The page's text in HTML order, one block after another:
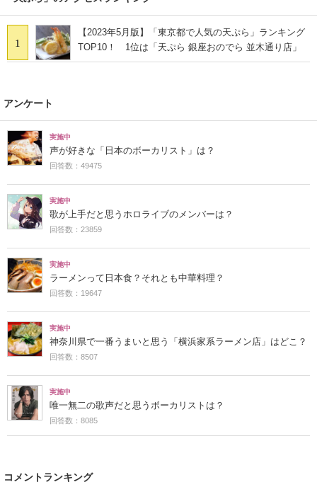
1
【2023年5月版】「東京都で人気の天ぷら」ランキング
TOP10！ 1位は「天ぷら 銀座おのでら 並木通り店」
アンケート
実施中
声が好きな「日本のボーカリスト」は？
回答数：49475
実施中
歌が上手だと思うホロライブのメンバーは？
回答数：23859
実施中
ラーメンって日本食？それとも中華料理？
回答数：19647
実施中
神奈川県で一番うまいと思う「横浜家系ラーメン店」はどこ？
回答数：8507
実施中
唯一無二の歌声だと思うボーカリストは？
回答数：8085
コメントランキング